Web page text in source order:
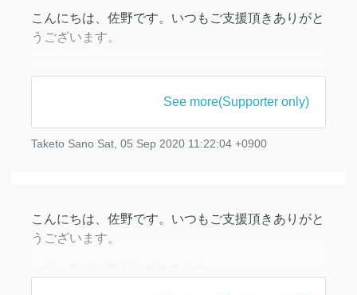
進学から今までの経緯や、現在行っている研究の内
容や研究生活
こんにちは、佐野です。いつもご支援頂きありがと
うございます。
● 論文を公開しました
Fixing the functoriality of Khovanov homology: a
https://arxiv.org/abs/2008.02131
7月に進めていた研究を論文としてまとめ、arXiv に
See more(Supporter only)
Taketo Sano Sat, 05 Sep 2020 11:22:04 +0900
こんにちは、佐野です。いつもご支援頂きありがと
うございます。